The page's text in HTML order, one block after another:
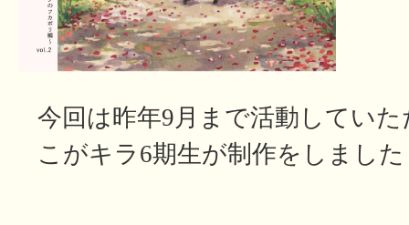
今回は昨年9月まで活動してい
こがキラ6期生が制作をしまし